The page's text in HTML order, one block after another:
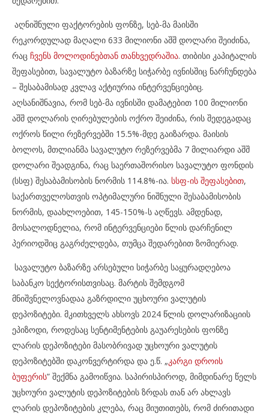
აღნიშნული ფაქტორების ფონზე, სებ-მა მაისში
რეკორდულად მაღალი 633 მილიონი აშშ დოლარი შეიძინა,
რაც ჩვენს მოლოდინებთან თანხვედრაშია. თიბისი კაპიტალის
შეფასებით, სავალუტო ბაზარზე სიჭარბე ივნისშიც ნარჩუნდება
– შესაბამისად კვლავ აქტიურია ინტერვენციებიც.
აღსანიშნავია, რომ სებ-მა ივნისში დამატებით 100 მილიონი
აშშ დოლარის ღირებულების ოქრო შეიძინა, რის შედეგადაც
ოქროს წილი რეზერვებში 15.5%-მდე გაიზარდა. მაისის
ბოლოს, მთლიანმა სავალუტო რეზერვებმა 7 მილიარდი აშშ
დოლარი შეადგინა, რაც საერთაშორისო სავალუტო ფონდის
(სსფ) შესაბამისობის ნორმის 114.8%-ია. სსფ-ის შეფასებით,
საქართველოსთვის ოპტიმალური ნიშნული შესაბამისობის
ნორმის, დაახლოებით, 145-150%-ს აღწევს. ამდენად,
მოსალოდნელია, რომ ინტერვენციები წლის დარჩენილ
პერიოდშიც გაგრძელდება, თუმცა შედარებით ზომიერად.
სავალუტო ბაზარზე არსებული სიჭარბე საყურადღებოა
საბანკო სექტორისთვისაც. მარტის შემდგომ
მნიშვნელოვნადაა გაზრდილი უცხოური ვალუტის
დეპოზიტები. მკითხველს ახსოვს 2024 წლის დოლარიზაციის
ეპიზოდი, როდესაც სენტიმენტების გაუარესების ფონზე
ლარის დეპოზიტები მასობრივად უცხოური ვალუტის
დეპოზიტებში დაკონვერტირდა და ე.წ. „კარგი დროის
ბუფერის” შექმნა გამოიწვია. საპირისპიროდ, მიმდინარე წელს
უცხოური ვალუტის დეპოზიტების ზრდას თან არ ახლავს
ლარის დეპოზიტების კლება, რაც მიუთითებს, რომ ძირითადი